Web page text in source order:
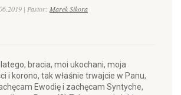
| Pastor: Marek Sikora
bracia, moi ukochani, moja
i korono, tak właśnie trwajcie w Panu,
Ewodię i zachęcam Syntyche,